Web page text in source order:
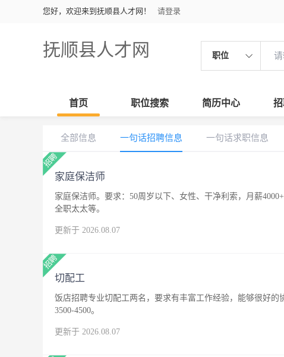
您好，欢迎来到抚顺县人才网！ 请登录
抚顺县人才网 职位
首页 职位搜索 简历中心
全部信息 一句话招聘信息 一句话求职信息
家庭保洁师
家庭保洁师。要求：50周岁以下、女性、干净利索，月薪
全职太太等。
更新于 2026.08.07
切配工
饭店招聘专业切配工两名，要求有丰富工作经验，能够很好
3500-4500。
更新于 2026.08.07